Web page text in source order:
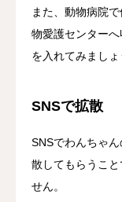
また、動物病院
物愛護センター
を入れてみましょ
SNSで拡散
SNSでわんちゃ
散してもらうこ
せん。